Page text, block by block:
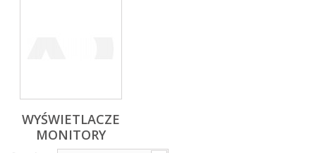
WYŚWIETLACZE
MONITORY